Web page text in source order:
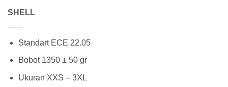
SHELL
Standart ECE 22.05
Bobot 1350 ± 50 gr
Ukuran XXS – 3XL